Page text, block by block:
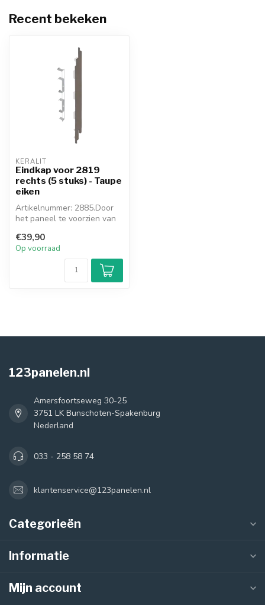
Recent bekeken
KERALIT
Eindkap voor 2819
rechts (5 stuks) - Taupe
eiken
Artikelnummer: 2885.Door
het paneel te voorzien van
ont...
€39,90
Op voorraad
123panelen.nl
Amersfoortseweg 30-25
3751 LK Bunschoten-Spakenburg
Nederland
033 - 258 58 74
klantenservice@123panelen.nl
Categorieën
Informatie
Mijn account